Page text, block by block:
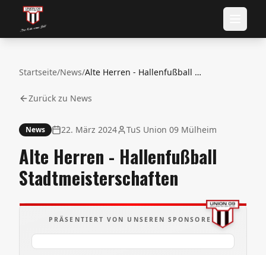
Startseite/News/ Alte Herren - Hallenfußball Stadtmeisterschaften
Zurück zu News
News 22. März 2024 TuS Union 09 Mülheim
Alte Herren - Hallenfußball
Stadtmeisterschaften
PRÄSENTIERT VON UNSEREN SPONSOREN